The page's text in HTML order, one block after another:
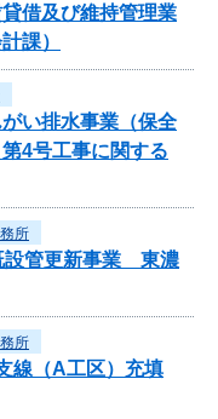
借及び維持管理業
課）
い排水事業（保全
4号工事に関する
所
設管更新事業 東濃
所
線（A工区）充填